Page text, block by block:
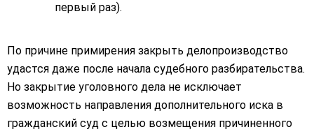
первый раз).
По причине примирения закрыть делопроизводство
удастся даже после начала судебного разбирательства.
Но закрытие уголовного дела не исключает
возможность направления дополнительного иска в
гражданский суд с целью возмещения причиненного